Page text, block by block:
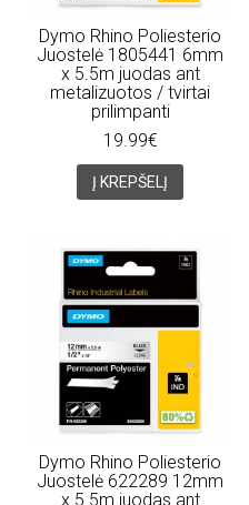
Dymo Rhino Poliesterio
Juostelė 1805441 6mm
x 5.5m juodas ant
metalizuotos / tvirtai
prilimpanti
19.99€
Į KREPŠELĮ
Dymo Rhino Poliesterio
Juostelė 622289 12mm
x 5.5m juodas ant